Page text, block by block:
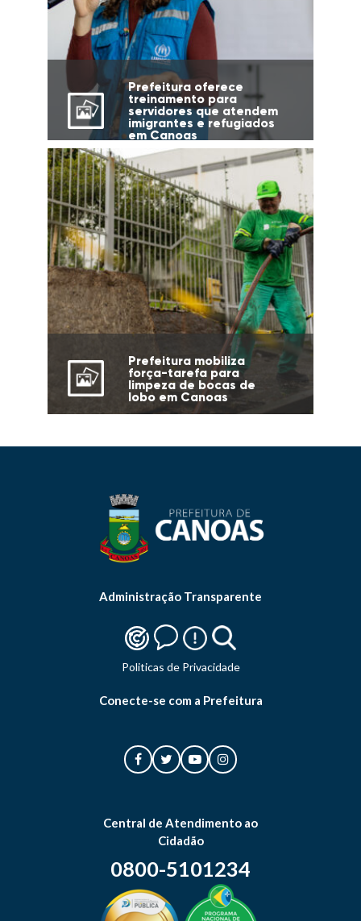
Prefeitura oferece
treinamento para
servidores que atendem
imigrantes e refugiados
em Canoas
Prefeitura mobiliza
força-tarefa para
limpeza de bocas de
lobo em Canoas
Administração Transparente
Politicas de Privacidade
Conecte-se com a Prefeitura
Central de Atendimento ao
Cidadão
0800-5101234